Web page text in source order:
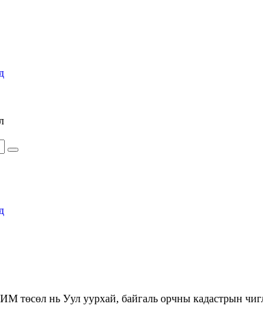
төсөл нь Уул уурхай, байгаль орчны кадастрын